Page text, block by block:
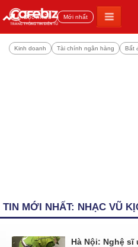
Đọc nhiều Mới nhất
Kinh doanh Tài chính ngân hàng Bất
TIN MỚI NHẤT: NHẠC VŨ
Hà Nội: Nghệ sĩ